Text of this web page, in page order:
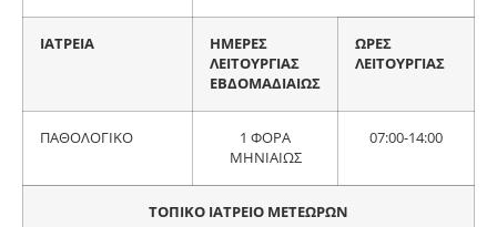
ΙΑΤΡΕΙΑ
ΗΜΕΡΕΣ
ΛΕΙΤΟΥΡΓΙΑΣ
ΕΒΔΟΜΑΔΙΑΙΩΣ
ΩΡΕΣ
ΛΕΙΤΟΥΡΓΙΑΣ
ΠΑΘΟΛΟΓΙΚΟ
1 ΦΟΡΑ
ΜΗΝΙΑΙΩΣ
07:00-14:00
ΤΟΠΙΚΟ ΙΑΤΡΕΙΟ ΜΕΤΕΩΡΩΝ